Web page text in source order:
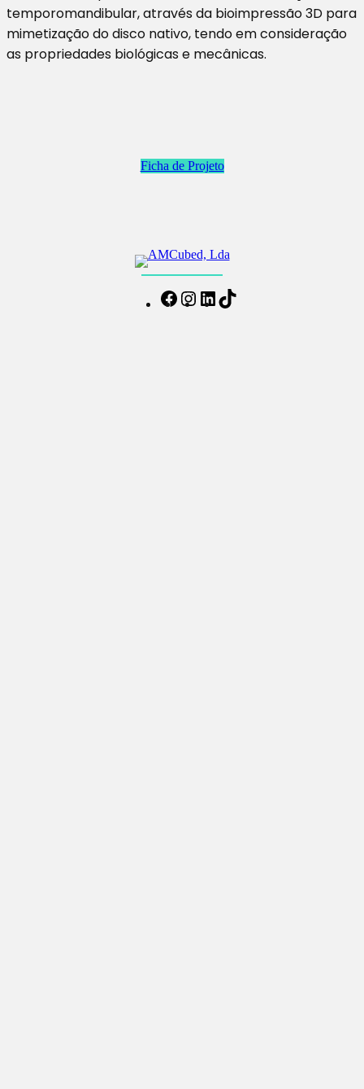
temporomandibular, através da bioimpressão 3D para
mimetização do disco nativo, tendo em consideração
as propriedades biológicas e mecânicas.
Ficha de Projeto
Facebook
Instagram
LinkedIn